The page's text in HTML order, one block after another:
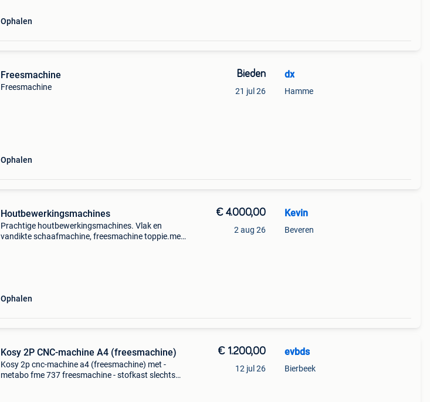
Ophalen
Freesmachine
Freesmachine
Ophalen
Bieden
21 jul 26
dx
Hamme
Houtbewerkingsmachines
Prachtige houtbewerkingsmachines. Vlak en
vandikte schaafmachine, freesmachine toppie.met
Ophalen
€ 4.000,00
2 aug 26
Kevin
Beveren
Kosy 2P CNC-machine A4 (freesmachine)
Kosy 2p cnc-machine a4 (freesmachine) met -
metabo fme 737 freesmachine - stofkast slechts
€ 1.200,00
12 jul 26
evbds
Bierbeek